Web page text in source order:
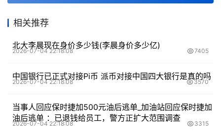
相关推荐
北大李晨现在身价多少钱(李晨身价多少亿)
2026-07-04 22:18:08 7405
中国银行已正式对接Pi币 派币对接中国四大银行是真的吗
2026-07-04 22:18:08 3570
当事人回应保时捷加500元油后逃单_加油站回应保时捷加
油后逃单 ：已退钱给员工，警方正扩大范围调查
2026-07-04 22:18:08 3315